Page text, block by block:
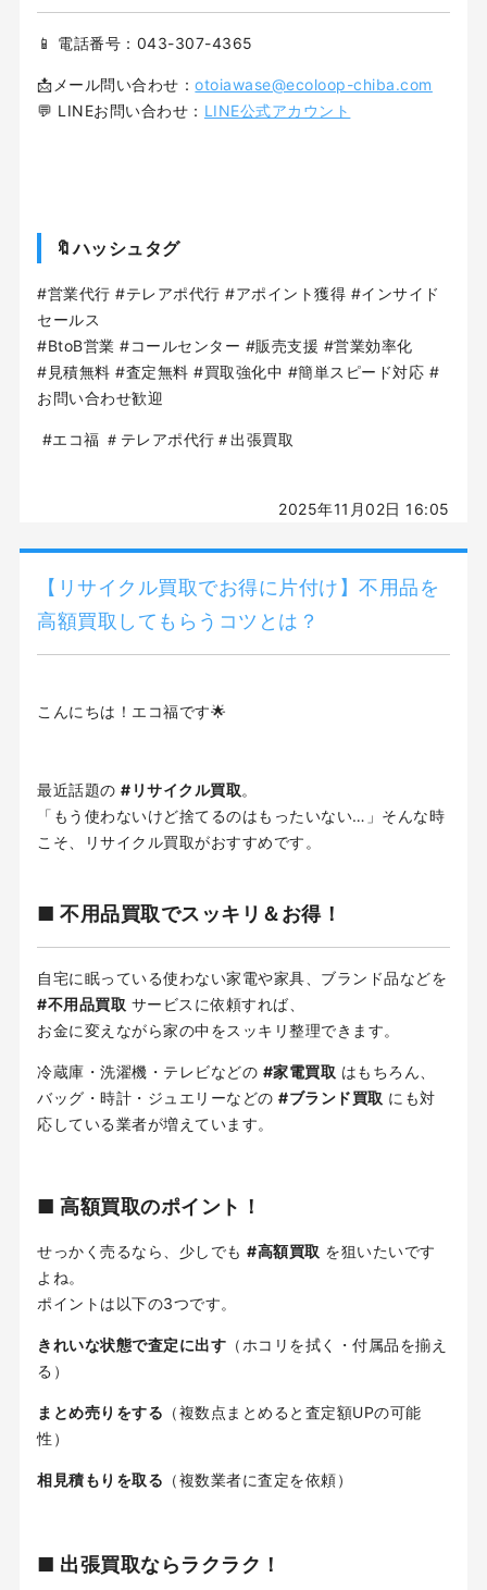
📱 電話番号：043-307-4365
📩メール問い合わせ：otoiawase@ecoloop-chiba.com
💬 LINEお問い合わせ： LINE公式アカウント
🔖ハッシュタグ
#営業代行 #テレアポ代行 #アポイント獲得 #インサイド
セールス
#BtoB営業 #コールセンター #販売支援 #営業効率化
#見積無料 #査定無料 #買取強化中 #簡単スピード対応 #
お問い合わせ歓迎
#エコ福 ＃テレアポ代行＃出張買取
2025年11月02日 16:05
【リサイクル買取でお得に片付け】不用品を
高額買取してもらうコツとは？
こんにちは！エコ福です🌟
最近話題の#リサイクル買取。
「もう使わないけど捨てるのはもったいない…」そんな時
こそ、リサイクル買取がおすすめです。
■ 不用品買取でスッキリ＆お得！
自宅に眠っている使わない家電や家具、ブランド品などを
#不用品買取 サービスに依頼すれば、
お金に変えながら家の中をスッキリ整理できます。
冷蔵庫・洗濯機・テレビなどの #家電買取 はもちろん、
バッグ・時計・ジュエリーなどの#ブランド買取 にも対
応している業者が増えています。
■ 高額買取のポイント！
せっかく売るなら、少しでも#高額買取 を狙いたいです
よね。
ポイントは以下の3つです。
きれいな状態で査定に出す （ホコリを拭く・付属品を揃え
る）
まとめ売りをする （複数点まとめると査定額UPの可能
性）
相見積もりを取る （複数業者に査定を依頼）
■ 出張買取ならラクラク！